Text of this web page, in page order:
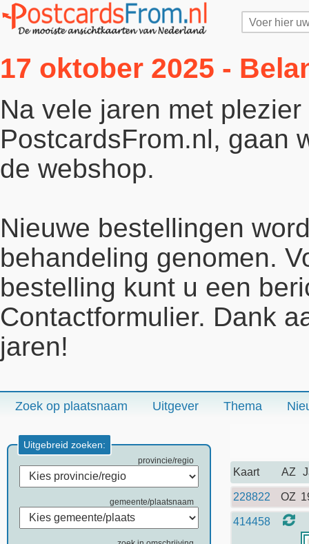
17 oktober 2025 -
Na vele jaren met
PostcardsFrom.nl, gaan
de webshop.
Nieuwe bestellingen
behandeling genomen.
bestelling kunt u een
Contactformulier. Dank
jaren!
Zoek op plaatsnaam Uitgever Thema
Uitgebreid zoeken:
provincie/regio
gemeente/plaatsnaam
Kaart AZ
228822 OZ
414458